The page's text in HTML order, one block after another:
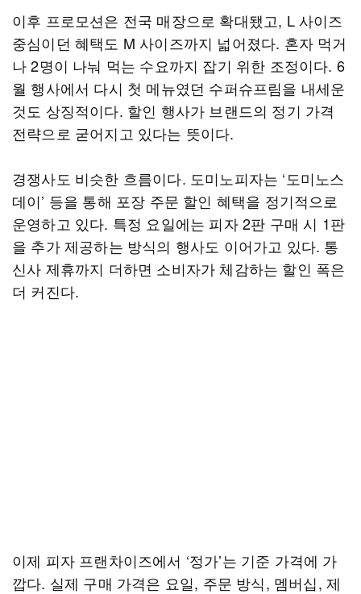
이후 프로모션은 전국 매장으로 확대됐고, L 사이즈
중심이던 혜택도 M 사이즈까지 넓어졌다. 혼자 먹거
나 2명이 나눠 먹는 수요까지 잡기 위한 조정이다. 6
월 행사에서 다시 첫 메뉴였던 수퍼슈프림을 내세운
것도 상징적이다. 할인 행사가 브랜드의 정기 가격
전략으로 굳어지고 있다는 뜻이다.
경쟁사도 비슷한 흐름이다. 도미노피자는 ‘도미노스
데이’ 등을 통해 포장 주문 할인 혜택을 정기적으로
운영하고 있다. 특정 요일에는 피자 2판 구매 시 1판
을 추가 제공하는 방식의 행사도 이어가고 있다. 통
신사 제휴까지 더하면 소비자가 체감하는 할인 폭은
더 커진다.
이제 피자 프랜차이즈에서 ‘정가’는 기준 가격에 가
깝다. 실제 구매 가격은 요일, 주문 방식, 멤버십, 제